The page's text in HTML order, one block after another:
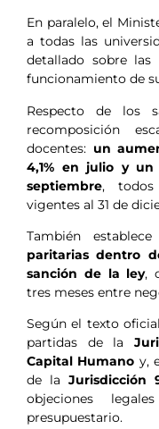
En paralelo, el
a todas las
detallado sobre las
funcionamiento de
Respecto de los
recomposición
docentes: un
4,1% en julio y
septiembre, todos
vigentes al 31 de
También
paritarias dentro
sanción de la ley,
tres meses entre
Según el texto
partidas de la
Capital Humano y,
de laJurisdicción
objeciones
presupuestario.